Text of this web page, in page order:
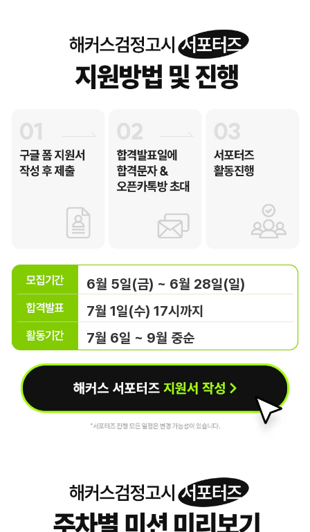
6월 5일(금) ~ 6월 28일(일)
7월 1일(수) 17시까지
7월 6일 ~ 9월 중순